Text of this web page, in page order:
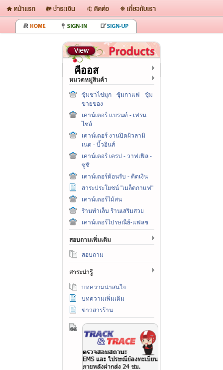
คีออส
หมวดหมู่สินค้า
ซุ้มชาไข่มุก - ซุ้มกาแฟ - ซุ้ม
ขายของ
เคาน์เตอร์ แบรนด์ - เฟรน
ไชส์
เคาน์เตอร์ งานปิดผิวลามิ
เนต - บิ้วอินส์
เคาน์เตอร์ เครป - วาฟเฟิล -
ซูชิ
เคาน์เตอร์ต้อนรับ - คิดเงิน
สาระประโยชน์ "เมล็ดกาแฟ"
เคาน์เตอร์ไม้สน
ร้านทำเล็บ ร้านเสริมสวย
เคาน์เตอร์ไปรษณีย์-แฟลช
สอบถามเพิ่มเติม
สอบถาม
สาระน่ารู้
บทความน่าสนใจ
บทความเพิ่มเติม
ข่าวสารร้าน